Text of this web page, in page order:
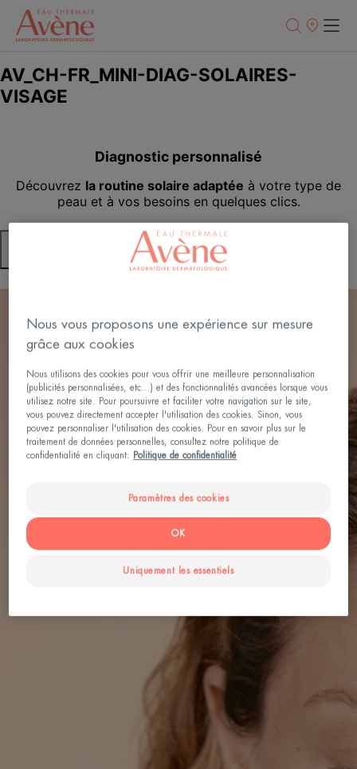
Points
Nous vous proposons une expérience sur mesure
grâce aux cookies
Nous utilisons des cookies pour vous offrir une meilleure personnalisation
(publicités personnalisées, etc...) et des fonctionnalités avancées lorsque vous
utilisez notre site. Pour poursuivre et faciliter votre navigation sur le site,
vous pouvez directement accepter l'utilisation des cookies. Sinon, vous
pouvez personnaliser l'utilisation des cookies. Pour en savoir plus sur le
traitement de données personnelles, consultez notre politique de
confidentialité en cliquant:
Politique de confidentialité
Paramètres des cookies
Uniquement les essentiels
OK